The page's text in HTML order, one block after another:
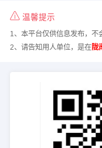
温馨提示
1、本平台仅供信息发布，不
2、请告知用人单位，是在陇